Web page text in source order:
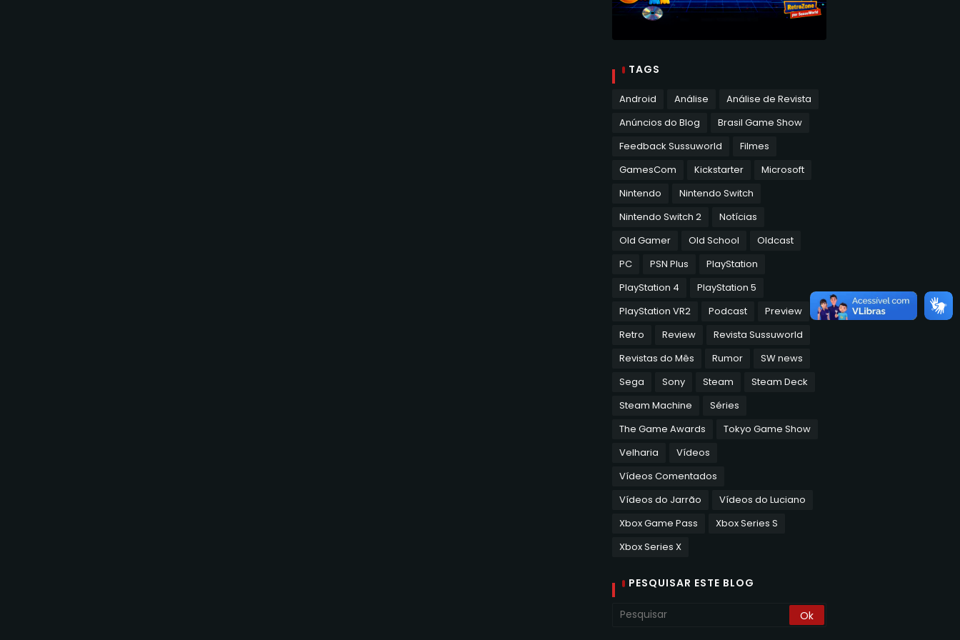
TAGS
Android Análise
Análise de Revista
Anúncios do Blog
Brasil Game Show
Feedback Sussuworld
Filmes
GamesCom
Kickstarter
Microsoft
Nintendo
Nintendo Switch
Nintendo Switch 2
Notícias
Old Gamer
Old School
Oldcast
PC
PSN Plus
PlayStation
PlayStation 4
PlayStation 5
PlayStation VR2
Podcast
Preview
Retro
Review
Revista Sussuworld
Revistas do Mês
Rumor
SW news
Sega
Sony Steam
Steam Deck
Steam Machine
Séries
The Game Awards
Tokyo Game Show
Velharia
Vídeos
Vídeos Comentados
Vídeos do Jarrão
Vídeos do Luciano
Xbox Game Pass
Xbox Series S
Xbox Series X
PESQUISAR ESTE BLOG